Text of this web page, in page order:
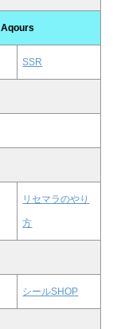
Aqours
SSR
リセマラのやり
方
シールSHOP